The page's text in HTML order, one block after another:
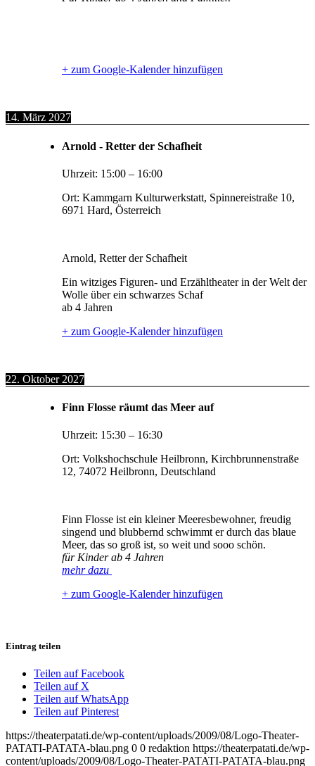
+ zum Google-Kalender hinzufügen
14. März 2027
Arnold - Retter der Schafheit
Uhrzeit: 15:00 – 16:00
Ort: Kammgarn Kulturwerkstatt, Spinnereistraße 10,
6971 Hard, Österreich
Arnold, Retter der Schafheit
Ein witziges Figuren- und Erzähltheater in der Welt der
Wolle über ein schwarzes Schaf
ab 4 Jahren
+ zum Google-Kalender hinzufügen
22. Oktober 2027
Finn Flosse räumt das Meer auf
Uhrzeit: 15:30 – 16:30
Ort: Volkshochschule Heilbronn, Kirchbrunnenstraße
12, 74072 Heilbronn, Deutschland
Finn Flosse ist ein kleiner Meeresbewohner, freudig
singend und blubbernd schwimmt er durch das blaue
Meer, das so groß ist, so weit und sooo schön.
für Kinder ab 4 Jahren
mehr dazu
+ zum Google-Kalender hinzufügen
Eintrag teilen
Teilen auf Facebook
Teilen auf X
Teilen auf WhatsApp
Teilen auf Pinterest
https://theaterpatati.de/wp-content/uploads/2009/08/Logo-Theater-
PATATI-PATATA-blau.png 0 0 redaktion https://theaterpatati.de/wp-
content/uploads/2009/08/Logo-Theater-PATATI-PATATA-blau.png